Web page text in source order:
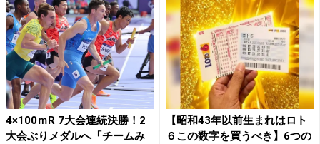
4×100ｍR 7大会連続決勝！2
大会ぶりメダルへ「チームみ
【昭和43年以前生まれはロト
６この数字を買うべき】6つの